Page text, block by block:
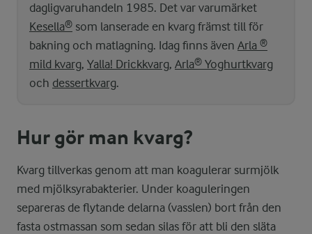
dagligvaruhandeln 1985. Det var varumärket
Kesella® som lanserade en kvarg främst till för
bakning och matlagning. Idag finns även Arla ®
mild kvarg, Yalla! Drickkvarg, Arla® Yoghurtkvarg
och dessertkvarg.
Hur gör man kvarg?
Kvarg tillverkas genom att man koagulerar surmjölk
med mjölksyrabakterier. Under koaguleringen
separeras de flytande delarna (vasslen) bort från den
fasta ostmassan som sedan silas för att bli den släta